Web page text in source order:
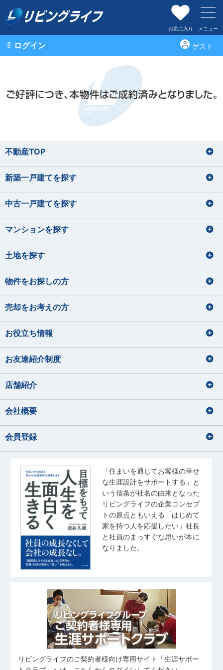
お気に入り メニュー
ログイン ゲスト
不動産TOP
新築一戸建てを探す
中古一戸建てを探す
マンションを探す
土地を探す
物件をお探しの方
売却をお考えの方
お役立ち情報
お友達紹介制度
店舗紹介
会社概要
会員登録
「住まいを通じてお客様の幸せ
な生涯設計をサポートする」と
いう信条が社名の由来となった
リビングライフの企業コンセプ
トの原点ともいえる「はじめて
家を持つ人を応援したい」社長
と社員のまっすぐな思いが本に
なりました。
リビングライフのご契約者様向け専用サイト「生涯サポー